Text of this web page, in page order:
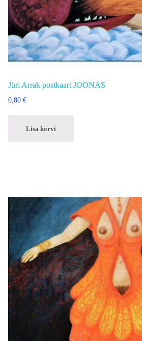
Jüri Arrak postkaart JOONAS
0,80 €
Lisa korvi